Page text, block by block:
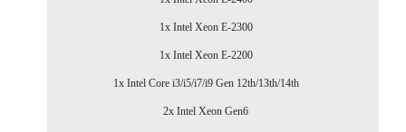
1x Intel Xeon E-2300
1x Intel Xeon E-2200
1x Intel Core i3/i5/i7/i9 Gen 12th/13th/14th
2x Intel Xeon Gen6